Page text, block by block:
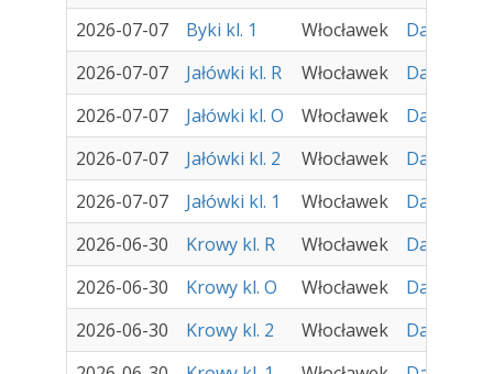
2026-07-07
Byki kl. 1 Włocławek
Damir -
2026-07-07
Jałówki kl. R Włocławek
Damir -
2026-07-07
Jałówki kl. O Włocławek
Damir -
2026-07-07
Jałówki kl. 2 Włocławek
Damir -
2026-07-07
Jałówki kl. 1 Włocławek
Damir -
2026-06-30
Krowy kl. R Włocławek
Damir -
2026-06-30
Krowy kl. O Włocławek
Damir -
2026-06-30
Krowy kl. 2 Włocławek
Damir -